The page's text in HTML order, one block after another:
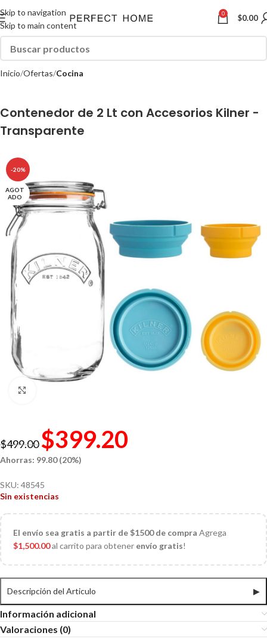
Skip to navigation
Skip to main content
0 $0.00
Inicio Ofertas Cocina
Contenedor de 2 Lt con Accesorios Kilner -
Transparente
-20%
AGOT
ADO
$499.00 $399.20
Ahorras: 99.80 (20%)
SKU: 48545
Sin existencias
El envío sea gratis a partir de $1500 de compra Agrega
$1,500.00al carrito para obtener envío gratis!
Descripción del Articulo ▶
Información adicional
Valoraciones (0)